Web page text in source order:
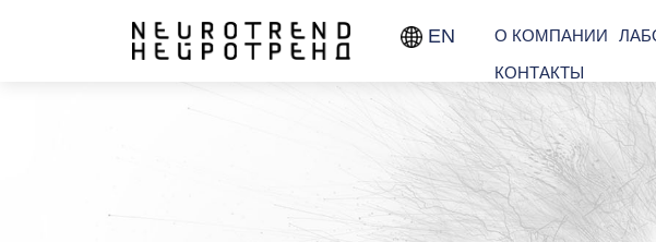
EN О КОМПАНИИ
КОНТАКТЫ